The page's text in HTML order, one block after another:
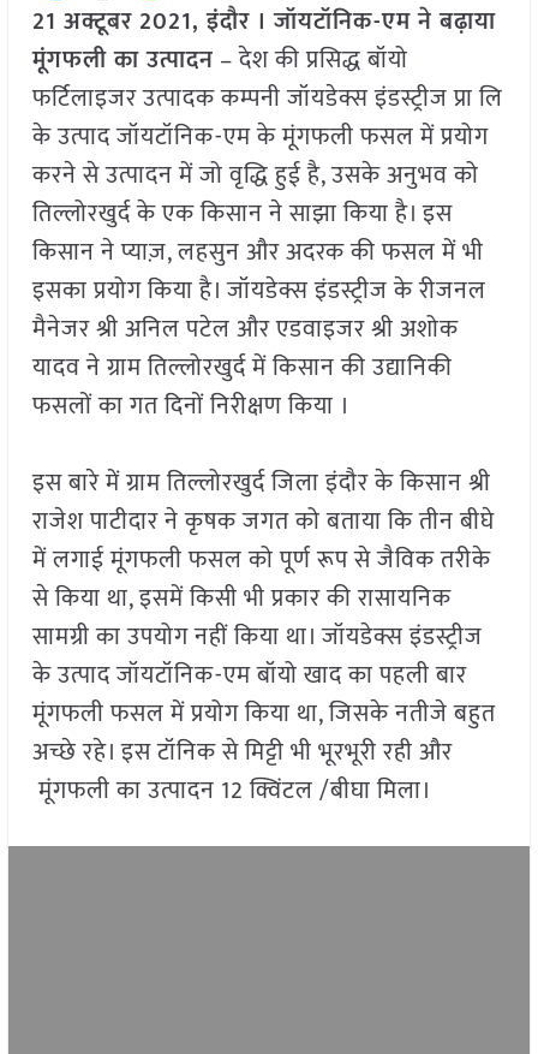
21 अक्टूबर 2021, इंदौर । जॉयटॉनिक-एम ने बढ़ाया
मूंगफली का उत्पादन – देश की प्रसिद्ध बॉयो
फर्टिलाइजर उत्पादक कम्पनी जॉयडेक्स इंडस्ट्रीज प्रा लि
के उत्पाद जॉयटॉनिक-एम के मूंगफली फसल में प्रयोग
करने से उत्पादन में जो वृद्धि हुई है, उसके अनुभव को
तिल्लोरखुर्द के एक किसान ने साझा किया है। इस
किसान ने प्याज़, लहसुन और अदरक की फसल में भी
इसका प्रयोग किया है। जॉयडेक्स इंडस्ट्रीज के रीजनल
मैनेजर श्री अनिल पटेल और एडवाइजर श्री अशोक
यादव ने ग्राम तिल्लोरखुर्द में किसान की उद्यानिकी
फसलों का गत दिनों निरीक्षण किया ।
इस बारे में ग्राम तिल्लोरखुर्द जिला इंदौर के किसान श्री
राजेश पाटीदार ने कृषक जगत को बताया कि तीन बीघे
में लगाई मूंगफली फसल को पूर्ण रूप से जैविक तरीके
से किया था, इसमें किसी भी प्रकार की रासायनिक
सामग्री का उपयोग नहीं किया था। जॉयडेक्स इंडस्ट्रीज
के उत्पाद जॉयटॉनिक-एम बॉयो खाद का पहली बार
मूंगफली फसल में प्रयोग किया था, जिसके नतीजे बहुत
अच्छे रहे। इस टॉनिक से मिट्टी भी भूरभूरी रही और
मूंगफली का उत्पादन 12 क्विंटल /बीघा मिला।